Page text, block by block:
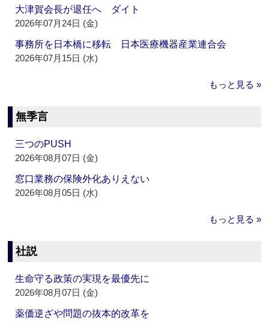
大津賀会長が退任へ ダイト
2026年07月24日 (金)
事務所を日本橋に移転 日本医療機器産業連合会
2026年07月15日 (水)
もっと見る »
無季言
三つのPUSH
2026年08月07日 (金)
窓口業務の保険外化ありえない
2026年08月05日 (水)
もっと見る »
社説
生命守る政策の実現を最優先に
2026年08月07日 (金)
薬価逆ざや問題の抜本的改革を